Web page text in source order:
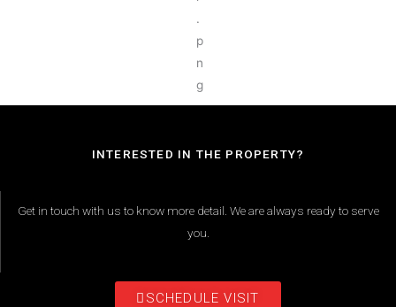
INTERESTED IN THE PROPERTY?
Get in touch with us to know more detail. We are always ready to serve
you.
SCHEDULE VISIT